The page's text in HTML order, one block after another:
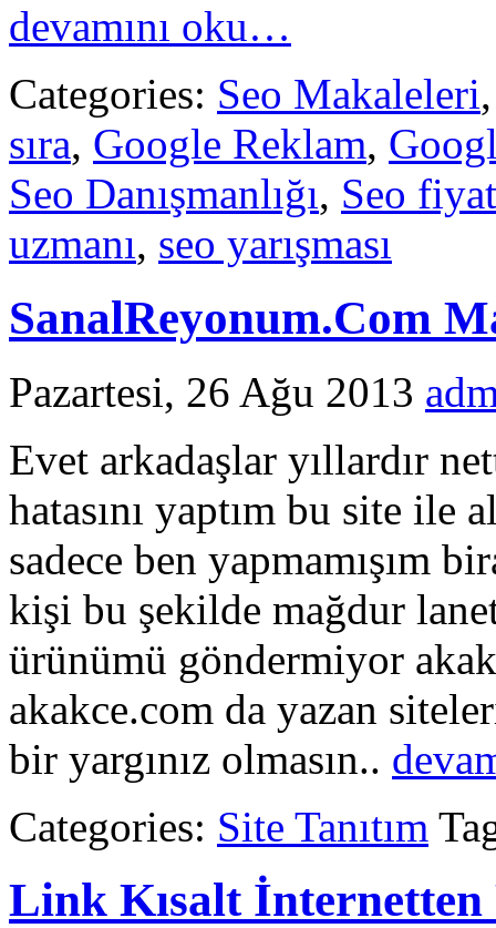
devamını oku…
Categories: Seo Makaleleri
sıra, Google Reklam,
Seo Danışmanlığı, Seo
uzmanı, seo yarışması
SanalReyonum.Com
Pazartesi, 26 Ağu 2013
Evet arkadaşlar yıllardır
hatasını yaptım bu site ile
sadece ben yapmamışım
kişi bu şekilde mağdur
ürünümü göndermiyor
akakce.com da yazan
bir yargınız olmasın..
Categories: Site Tanıtım
Link Kısalt